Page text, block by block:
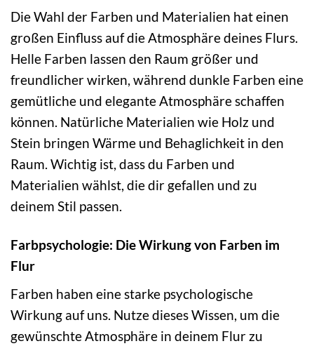
Die Wahl der Farben und Materialien hat einen
großen Einfluss auf die Atmosphäre deines Flurs.
Helle Farben lassen den Raum größer und
freundlicher wirken, während dunkle Farben eine
gemütliche und elegante Atmosphäre schaffen
können. Natürliche Materialien wie Holz und
Stein bringen Wärme und Behaglichkeit in den
Raum. Wichtig ist, dass du Farben und
Materialien wählst, die dir gefallen und zu
deinem Stil passen.
Farbpsychologie: Die Wirkung von Farben im
Flur
Farben haben eine starke psychologische
Wirkung auf uns. Nutze dieses Wissen, um die
gewünschte Atmosphäre in deinem Flur zu